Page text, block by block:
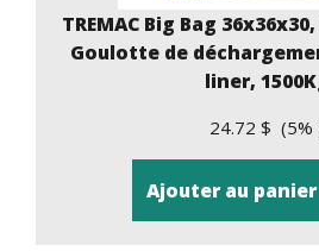
TREMAC Big Bag
Goulotte de
liner,
24.72 $ (5%
Ajouter au panier